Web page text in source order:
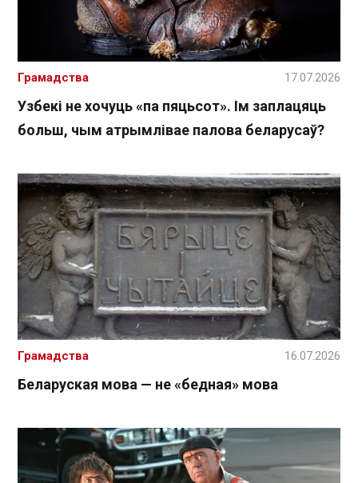
Узбекі не хочуць «па пяцьсот». Ім заплацяць
больш, чым атрымлівае палова беларусаў?
Грамадства 17.07.2026
Беларуская мова — не «бедная» мова
Грамадства 16.07.2026